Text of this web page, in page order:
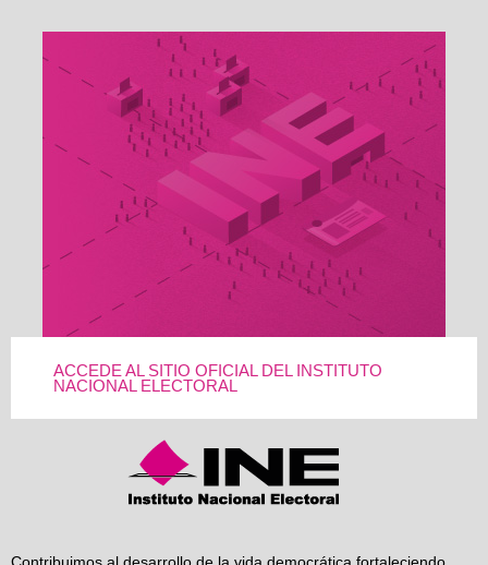
ACCEDE AL SITIO OFICIAL DEL INSTITUTO
NACIONAL ELECTORAL